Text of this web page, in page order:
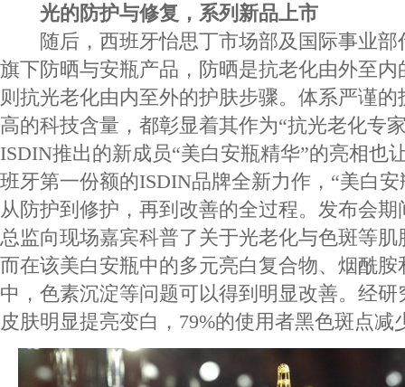
光的防护与修复，系列新品上市
随后，西班牙怡思丁市场部及国际事业部
旗下防晒与安瓶产品，防晒是抗老化由外至
则抗光老化由内至外的护肤步骤。体系严谨
高的科技含量，都彰显着其作为“抗光老化专
ISDIN推出的新成员“美白安瓶精华”的亮相也
班牙第一份额的ISDIN品牌全新力作，“美白
从防护到修护，再到改善的全过程。发布会
总监向现场嘉宾科普了关于光老化与色斑等
而在该美白安瓶中的多元亮白复合物、烟酰
中，色素沉淀等问题可以得到明显改善。经研
皮肤明显提亮变白，79%的使用者黑色斑点减